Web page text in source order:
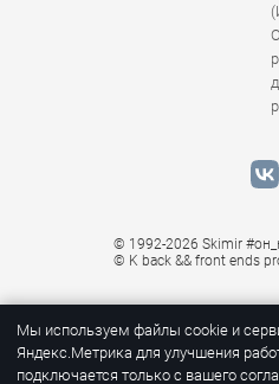
© 1992-2026 Skimir
© K back && front ends
Мы используем файлы cookie и
Яндекс.Метрика для улучшения
подключается только с вашего